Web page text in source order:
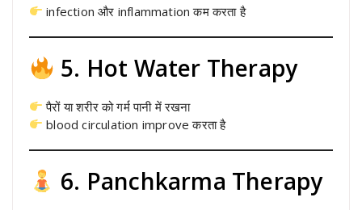
infection और inflammation कम करता है
5. Hot Water Therapy
पैरों या शरीर को गर्म पानी में रखना
blood circulation improve करता है
6. Panchkarma Therapy